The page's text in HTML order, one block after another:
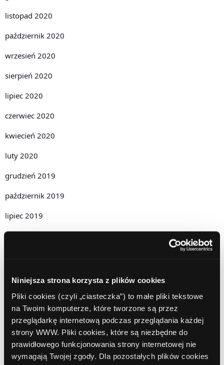
Niniejsza strona korzysta z plików cookies
Pliki cookies (czyli „ciasteczka”) to małe pliki tekstowe
na Twoim komputerze, które tworzone są przez
przeglądarkę internetową podczas przeglądania każdej
strony WWW. Pliki cookies, które są niezbędne do
prawidłowego funkcjonowania strony internetowej nie
wymagają Twojej zgody. Dla pozostałych plików cookies
listopad 2020
październik 2020
wrzesień 2020
sierpień 2020
lipiec 2020
czerwiec 2020
kwiecień 2020
luty 2020
grudzień 2019
październik 2019
lipiec 2019
czerwiec 2019
kwiecień 2019
grudzień 2018
listopad 2018
październik 2018
wrzesień 2018